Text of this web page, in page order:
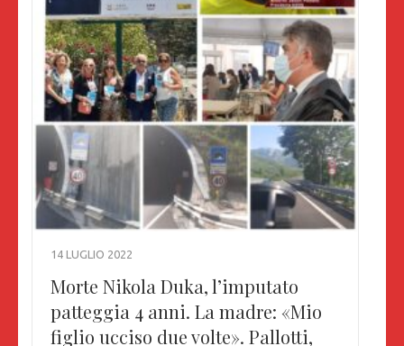
14 LUGLIO 2022
Morte Nikola Duka, l’imputato
patteggia 4 anni. La madre: «Mio
figlio ucciso due volte». Pallotti,